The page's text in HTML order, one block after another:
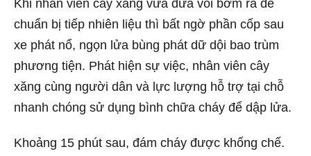
Khi nhân viên cây xăng vừa đưa vòi bơm ra để
chuẩn bị tiếp nhiên liệu thì bất ngờ phần cốp sau
xe phát nổ, ngọn lửa bùng phát dữ dội bao trùm
phương tiện. Phát hiện sự việc, nhân viên cây
xăng cùng người dân và lực lượng hỗ trợ tại chỗ
nhanh chóng sử dụng bình chữa cháy để dập lửa.
Khoảng 15 phút sau, đám cháy được khống chế.